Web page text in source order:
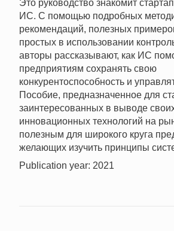
Это руководство знакомит
ИС. С помощью подробных
рекомендаций, полезных
простых в использовании
авторы рассказывают, как ИС
предприятиям сохранять свою
конкурентоспособность и
Пособие, предназначенное для
заинтересованных в выводе
инновационных технологий на
полезным для широкого круга
желающих изучить принципы
Publication year: 2021